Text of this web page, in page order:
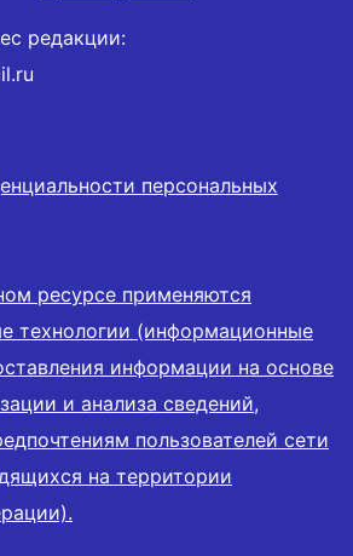
редакции:
персональных
ресурсе применяются
технологии (информационные
информации на основе
и анализа сведений,
пользователей сети
на территории